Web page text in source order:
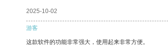
2025-10-02
游客
这款软件的功能非常强大，使用起来非常方便。